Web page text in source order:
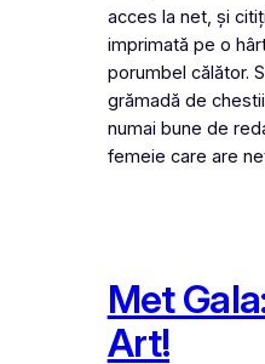
acces la net, și
imprimată pe o
porumbel călător.
grămadă de
numai bune de
femeie care are
Met
Art!